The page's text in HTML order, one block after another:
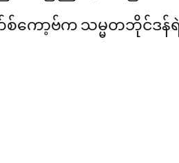
စ်ကော့ဗ်က သမ္မတဘိုင်ဒ